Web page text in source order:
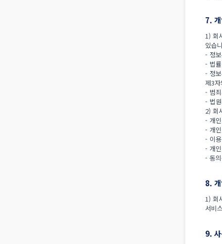
7.
1) 회
있습
- 정
- 법
- 정
제3
- 범
- 법
2) 회
- 개
- 개
- 이
- 개
- 동
8.
1) 회
서비
9.